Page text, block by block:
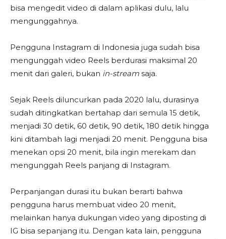
bisa mengedit video di dalam aplikasi dulu, lalu
mengunggahnya.
Pengguna Instagram di Indonesia juga sudah bisa
mengunggah video Reels berdurasi maksimal 20
menit dari galeri, bukan in-stream saja.
Sejak Reels diluncurkan pada 2020 lalu, durasinya
sudah ditingkatkan bertahap dari semula 15 detik,
menjadi 30 detik, 60 detik, 90 detik, 180 detik hingga
kini ditambah lagi menjadi 20 menit. Pengguna bisa
menekan opsi 20 menit, bila ingin merekam dan
mengunggah Reels panjang di Instagram.
Perpanjangan durasi itu bukan berarti bahwa
pengguna harus membuat video 20 menit,
melainkan hanya dukungan video yang diposting di
IG bisa sepanjang itu. Dengan kata lain, pengguna